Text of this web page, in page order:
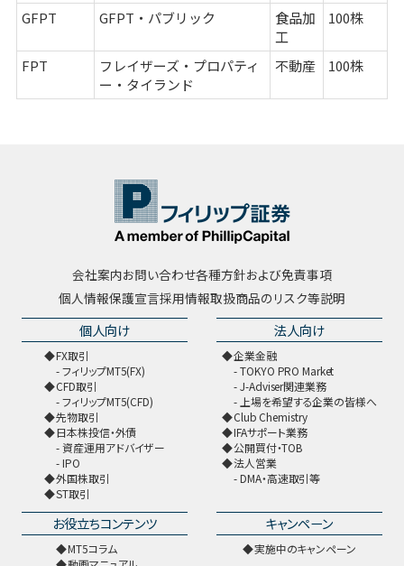
GFPT
GFPT・パブリック
食品加
工
100株
FPT
フレイザーズ・プロパティ
ー・タイランド
不動産 100株
会社案内お問い合わせ各種方針および免責事項
個人情報保護宣言採用情報取扱商品のリスク等説明
個人向け
FX取引
フィリップMT5(FX)
CFD取引
フィリップMT5(CFD)
先物取引
日本株投信・外債
資産運用アドバイザー
IPO
外国株取引
ST取引
法人向け
企業金融
TOKYO PRO Market
J-Adviser関連業務
上場を希望する企業の皆様へ
Club Chemistry
IFAサポート業務
公開買付・TOB
法人営業
DMA・高速取引等
お役立ちコンテンツ
MT5コラム
キャンペーン
実施中のキャンペーン